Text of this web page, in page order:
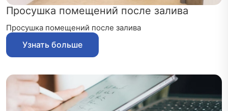
Просушка помещений после залива
Просушка помещений после залива
Узнать больше